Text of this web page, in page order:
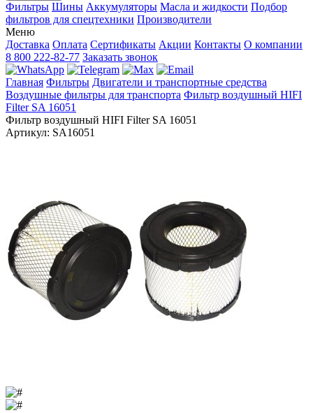
Фильтры Шины Аккумуляторы Масла и жидкости Подбор
фильтров для спецтехники Производители
Меню
Доставка Оплата Сертификаты Акции Контакты О компании
8 800 222-82-77 Заказать звонок
Главная Фильтры Двигатели и транспортные средства
Воздушные фильтры для транспорта Фильтр воздушный HIFI
Filter SA 16051
Фильтр воздушный HIFI Filter SA 16051
Артикул: SA16051